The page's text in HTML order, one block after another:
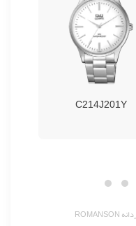
C214J201Y
ساعت مچی مردانه ROMANSON